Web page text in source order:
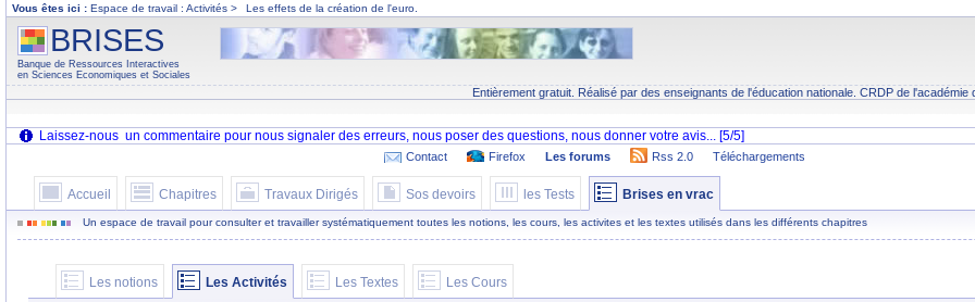
Vous êtes ici : Espace de travail : Activités > Les effets de la création de l'euro.
BRISES
Banque de Ressources Interactives
en Sciences Economiques et Sociales
Entièrement gratuit. Réalisé par des enseignants de l'éducation nationale. CRDP de l'académie
Contact Firefox Les forums Rss 2.0 Téléchargements
Accueil Chapitres Travaux Dirigés Sos devoirs les Tests Brises en vrac
Un espace de travail pour consulter et travailler systématiquement toutes les notions, les cours, les activites et les textes utilisés dans les différents chapitres
Les notions Les Activités Les Textes Les Cours